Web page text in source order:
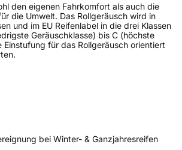
(GPSR)
Taishan Road Cao County
City 274400,Shandong Province
den eigenen Fahrkomfort als auch die
die Umwelt. Das Rollgeräusch wird in
und im EU Reifenlabel in die drei Klassen
Geräuschklasse) bis C (höchste
Einstufung für das Rollgeräusch orientiert
bei Winter- & Ganzjahresreifen